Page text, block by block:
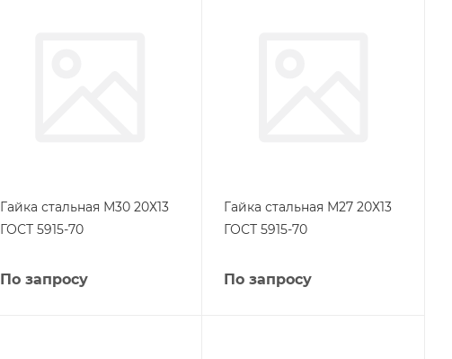
Гайка стальная М30 20Х13
ГОСТ 5915-70
По запросу
Гайка стальная М27 20Х13
ГОСТ 5915-70
По запросу